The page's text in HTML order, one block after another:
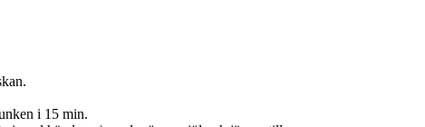
i 15 min.